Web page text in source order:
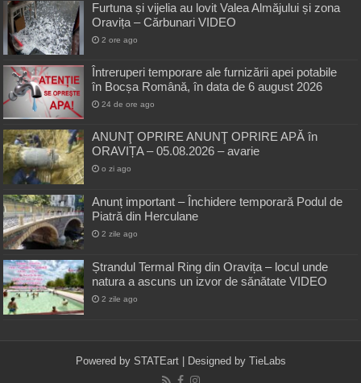
Furtuna și vijelia au lovit Valea Almăjului și zona
Oravița – Cărbunari VIDEO
2 ore ago
Întreruperi temporare ale furnizării apei potabile
în Bocșa Română, în data de 6 august 2026
24 de ore ago
ANUNŢ OPRIRE ANUNŢ OPRIRE APĂ în
ORAVIȚA – 05.08.2026 – avarie
o zi ago
Anunț important – Închidere temporară Podul de
Piatră din Herculane
2 zile ago
Ștrandul Termal Ring din Oravița – locul unde
natura a ascuns un izvor de sănătate VIDEO
2 zile ago
Powered by STATEart| Designed by TieLabs